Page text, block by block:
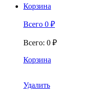
Корзина
Всего 0 ₽
Всего: 0 ₽
Корзина
Удалить